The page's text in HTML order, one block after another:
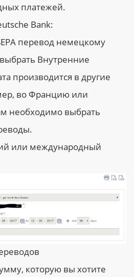
платежей.
Bank:
перевод немецкому
Внутренние
производится в другие
во Францию или
необходимо выбрать
или международный
которую вы хотите